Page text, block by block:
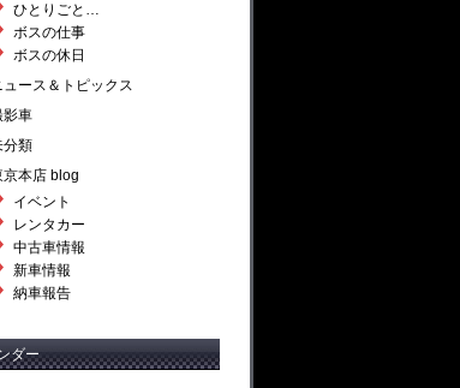
ひとりごと…
ボスの仕事
ボスの休日
ュース＆トピックス
影車
分類
京本店 blog
イベント
レンタカー
中古車情報
新車情報
納車報告
ダー